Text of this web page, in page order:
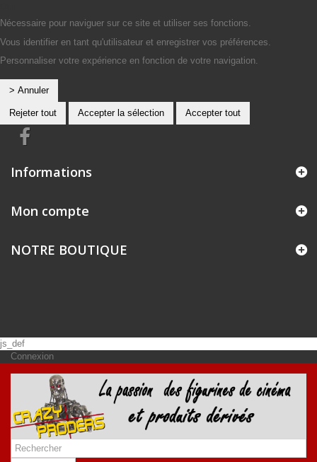
Nécessaire pour naviguer sur ce site et utiliser ses fonctions.
Vous identifier en tant qu'utilisateur et enregistrer vos préférences.
Personnaliser votre expérience en fonction de votre navigation.
> Annuler
Rejeter tout Accepter la sélection Accepter tout
Informations
Mon compte
NOTRE BOUTIQUE
js_def
Connexion